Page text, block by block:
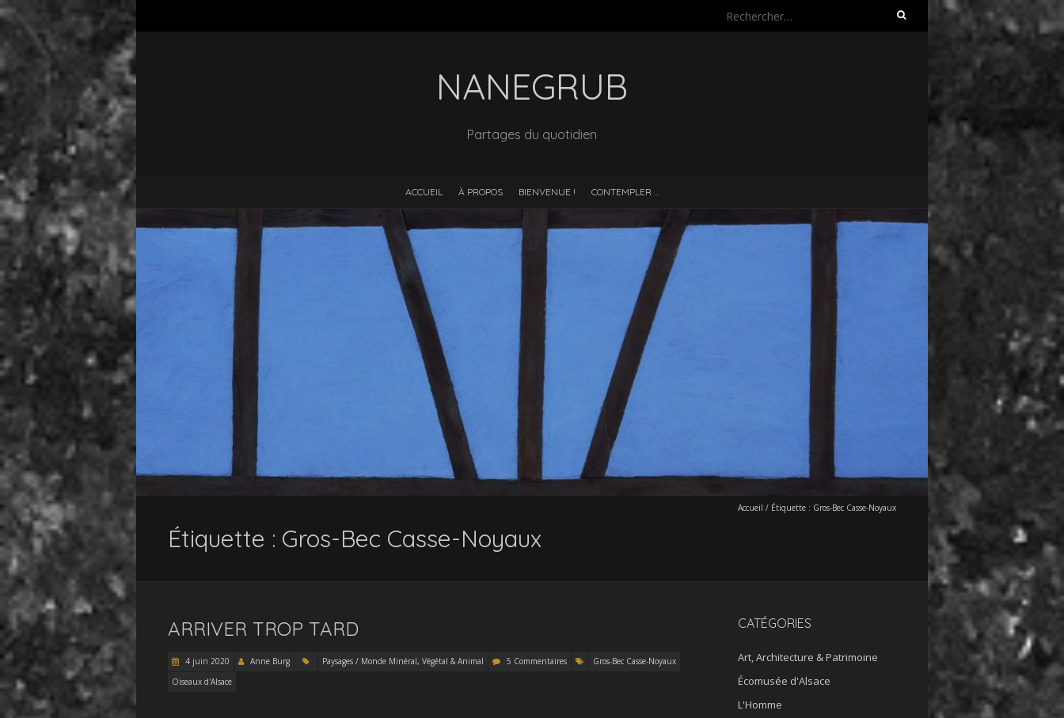
Rechercher :
NANEGRUB
Partages du quotidien
ACCUEIL À PROPOS BIENVENUE ! CONTEMPLER …
Accueil / Étiquette : Gros-Bec Casse-Noyaux
Étiquette : Gros-Bec Casse-Noyaux
ARRIVER TROP TARD
4 juin 2020 Anne Burg Paysages / Monde Minéral, Végétal & Animal 5 Commentaires
Gros-Bec Casse-Noyaux
Oiseaux d'Alsace
CATÉGORIES
Art, Architecture & Patrimoine
Écomusée d'Alsace
L'Homme